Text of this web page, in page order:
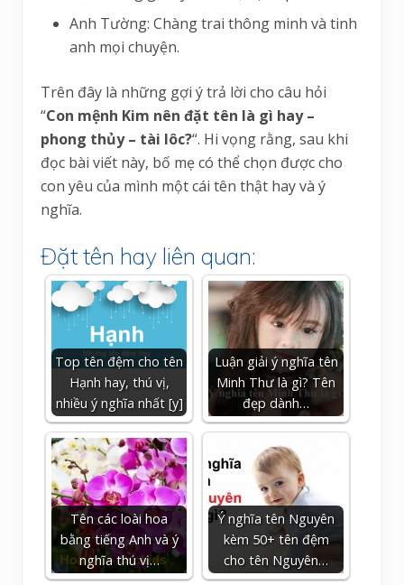
Anh Tường: Chàng trai thông minh và tinh
anh mọi chuyện.
Trên đây là những gợi ý trả lời cho câu hỏi
“Con mệnh Kim nên đặt tên là gì hay –
phong thủy – tài lôc?“. Hi vọng rằng, sau khi
đọc bài viết này, bố mẹ có thể chọn được cho
con yêu của mình một cái tên thật hay và ý
nghĩa.
Đặt tên hay liên quan:
Top tên đệm cho tên
Hạnh hay, thú vị,
nhiều ý nghĩa nhất [y]
Luận giải ý nghĩa tên
Minh Thư là gì? Tên
đẹp dành…
Tên các loài hoa
bằng tiếng Anh và ý
nghĩa thú vị…
Ý nghĩa tên Nguyên
kèm 50+ tên đệm
cho tên Nguyên…